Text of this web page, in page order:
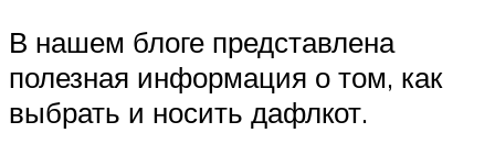
В нашем блоге представлена
полезная информация о том, как
выбрать и носить дафлкот.